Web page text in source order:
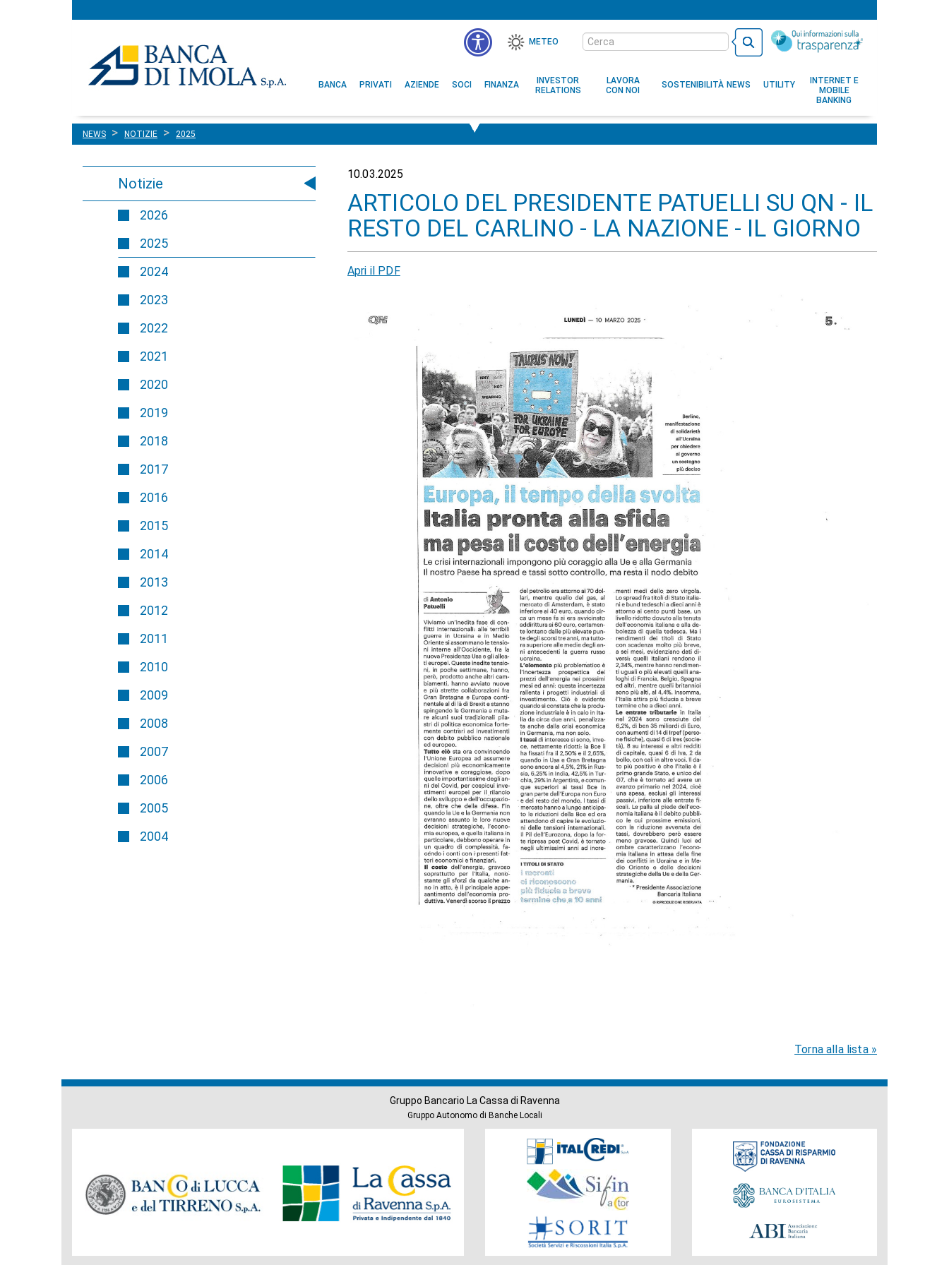
METEO
Cerca
nel
sito
principale
BANCA PRIVATI AZIENDE SOCI FINANZA
INVESTOR
RELATIONS
LAVORA
CON NOI
SOSTENIBILITÀ NEWS UTILITY
INTERNET E
MOBILE
BANKING
NEWS NOTIZIE 2025
Notizie
2026
2025
2024
2023
2022
2021
2020
2019
2018
2017
2016
2015
2014
2013
2012
2011
2010
2009
2008
2007
2006
2005
2004
10.03.2025
ARTICOLO DEL PRESIDENTE PATUELLI SU QN - IL
RESTO DEL CARLINO - LA NAZIONE - IL GIORNO
Apri il PDF
Torna alla lista »
Gruppo Bancario La Cassa di Ravenna
Gruppo Autonomo di Banche Locali
Gruppo
Società
Gruppo
Fondazione